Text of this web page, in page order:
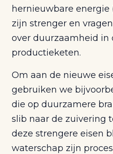
hernieuwbare energie
zijn strenger en
over duurzaamheid in
productieketen.
Om aan de nieuwe
gebruiken we
die op duurzamere
slib naar de zuivering
deze strengere eisen
waterschap zijn